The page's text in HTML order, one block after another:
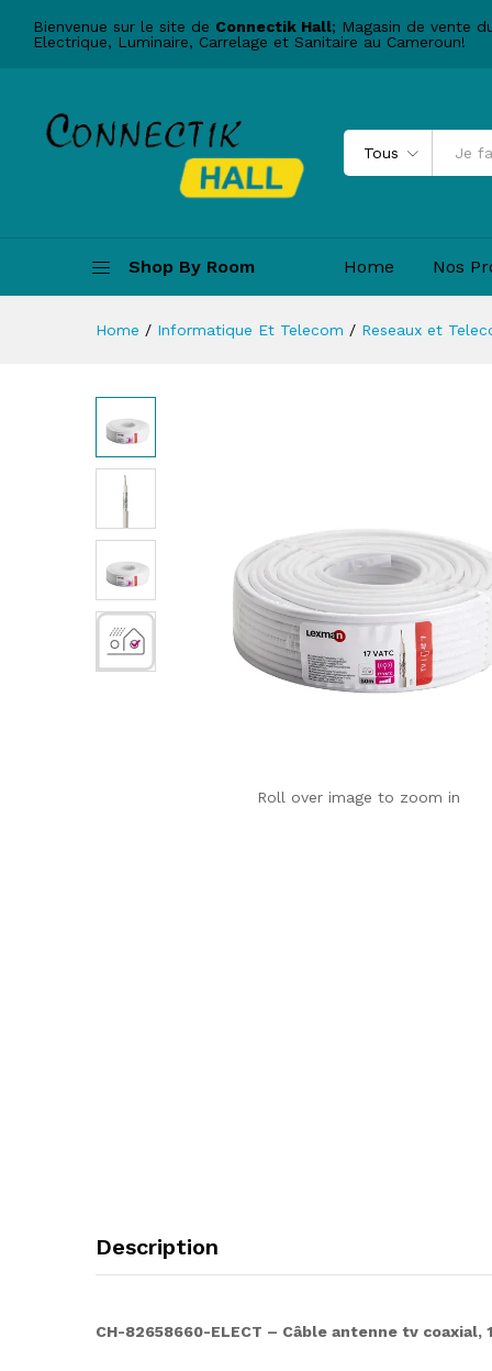
Bienvenue sur le site de Connectik Hall; Magasin de vente
Electrique, Luminaire, Carrelage et Sanitaire au Cameroun!
Tous
Shop By Room Home Nos
Home / Informatique Et Telecom / Reseaux et
Roll over image to zoom in
Description
CH-82658660-ELECT – Câble antenne tv coaxial,
Description